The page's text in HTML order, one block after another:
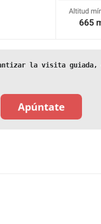
la visita guiada,